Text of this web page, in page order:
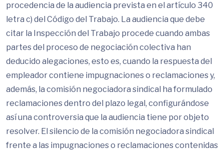
procedencia de la audiencia prevista en el artículo 340
letra c) del Código del Trabajo. La audiencia que debe
citar la Inspección del Trabajo procede cuando ambas
partes del proceso de negociación colectiva han
deducido alegaciones, esto es, cuando la respuesta del
empleador contiene impugnaciones o reclamaciones y,
además, la comisión negociadora sindical ha formulado
reclamaciones dentro del plazo legal, configurándose
así una controversia que la audiencia tiene por objeto
resolver. El silencio de la comisión negociadora sindical
frente a las impugnaciones o reclamaciones contenidas